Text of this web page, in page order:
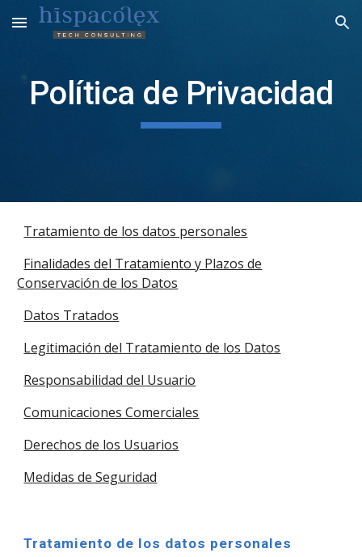
Skip to main content Skip to navigation
Política de Privacidad
Tratamiento de los datos personales
Finalidades del Tratamiento y Plazos de
Conservación de los Datos
Datos Tratados
Legitimación del Tratamiento de los Datos
Responsabilidad del Usuario
Comunicaciones Comerciales
Derechos de los Usuarios
Medidas de Seguridad
Tratamiento de los datos personales